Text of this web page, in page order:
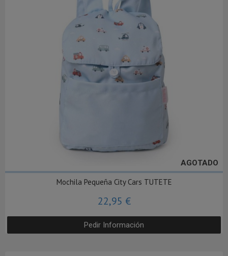
AGOTADO
Mochila Pequeña City Cars TUTETE
22,95 €
Pedir Información